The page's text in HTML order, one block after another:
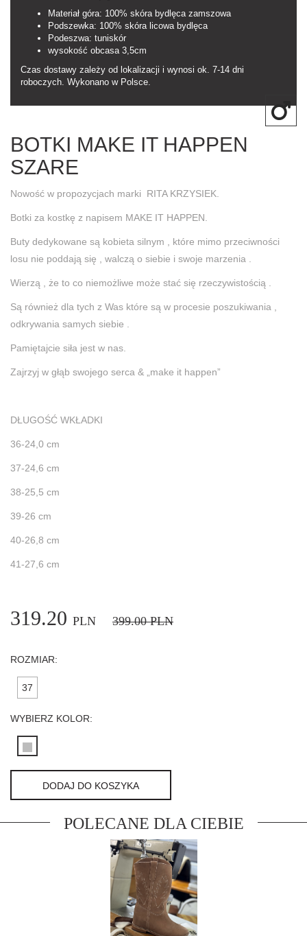
Materiał góra: 100% skóra bydlęca zamszowa
Podszewka: 100% skóra licowa bydlęca
Podeszwa: tuniskór
wysokość obcasa 3,5cm
Czas dostawy zależy od lokalizacji i wynosi ok. 7-14 dni
roboczych. Wykonano w Polsce.
BOTKI MAKE IT HAPPEN
SZARE
Nowość w propozycjach marki RITA KRZYSIEK.
Botki za kostkę z napisem MAKE IT HAPPEN.
Buty dedykowane są kobieta silnym , które mimo przeciwności
losu nie poddają się , walczą o siebie i swoje marzenia .
Wierzą , że to co niemożliwe może stać się rzeczywistością .
Są również dla tych z Was które są w procesie poszukiwania ,
odkrywania samych siebie .
Pamiętajcie siła jest w nas.
Zajrzyj w głąb swojego serca & „make it happen”
DŁUGOŚĆ WKŁADKI
36-24,0 cm
37-24,6 cm
38-25,5 cm
39-26 cm
40-26,8 cm
41-27,6 cm
319.20 PLN 399.00PLN
ROZMIAR:
37
WYBIERZ KOLOR:
DODAJ DO KOSZYKA
POLECANE DLA CIEBIE